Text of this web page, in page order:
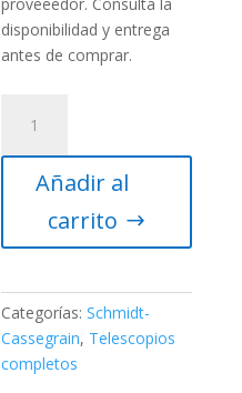
disponibilidad y entrega
antes de comprar.
Celestron
NexStar
Evolution
cantidad
Añadir al
carrito
Categorías:Schmidt-
Cassegrain, Telescopios
completos